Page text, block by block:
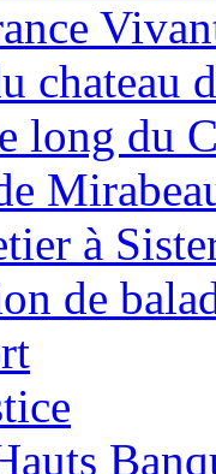
chateau
long du
à
de